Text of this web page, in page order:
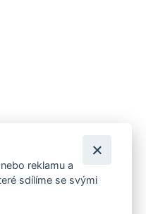
akce?
reklamu a
sdílíme se svými